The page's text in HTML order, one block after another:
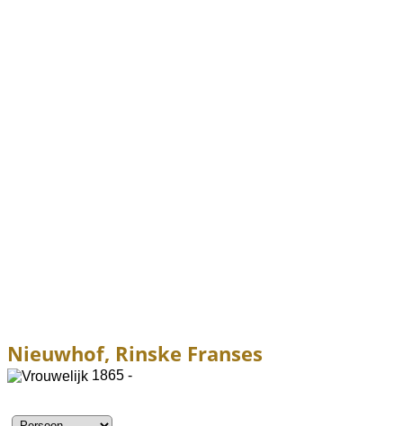
Nieuwhof, Rinske Franses
1865 -